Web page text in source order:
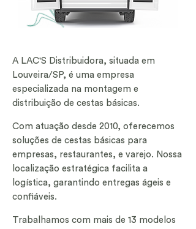
A LAC'S Distribuidora, situada em
Louveira/SP, é uma empresa
especializada na montagem e
distribuição de cestas básicas.
Com atuação desde 2010, oferecemos
soluções de cestas básicas para
empresas, restaurantes, e varejo. Nossa
localização estratégica facilita a
logística, garantindo entregas ágeis e
confiáveis.
Trabalhamos com mais de 13 modelos